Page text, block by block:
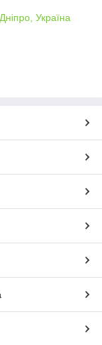
Україна